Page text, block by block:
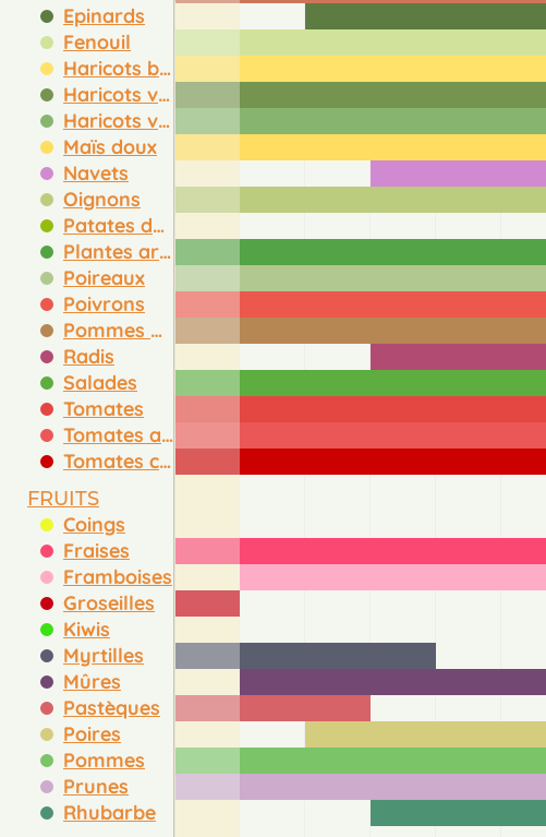
Epinards
Fenouil
Haricots beurre
Haricots verts
Haricots verts et beurre
Maïs doux
Navets
Oignons
Patates douces
Plantes aromatiques
Poireaux
Poivrons
Pommes de terre
Radis
Salades
Tomates
Tomates anciennes
Tomates cerises
FRUITS
Coings
Fraises
Framboises
Groseilles
Kiwis
Myrtilles
Mûres
Pastèques
Poires
Pommes
Prunes
Rhubarbe